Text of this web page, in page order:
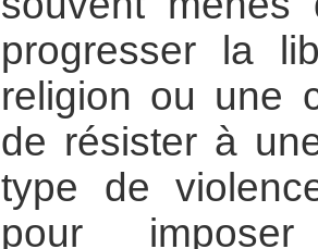
progresser la
religion ou une
de résister à
type de
pour